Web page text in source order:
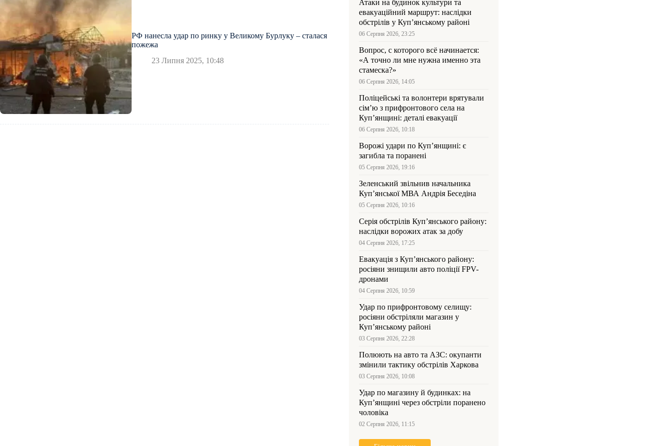
РФ нанесла удар по ринку у Великому Бурлуку – сталася
пожежа
23 Липня 2025, 10:48
Атаки на будинок культури та
евакуаційний маршрут: наслідки
обстрілів у Куп’янському районі
06 Серпня 2026, 23:25
Вопрос, с которого всё начинается:
«А точно ли мне нужна именно эта
стамеска?»
06 Серпня 2026, 14:05
Поліцейські та волонтери врятували
сім’ю з прифронтового села на
Куп’янщині: деталі евакуації
06 Серпня 2026, 10:18
Ворожі удари по Куп’янщині: є
загибла та поранені
05 Серпня 2026, 19:16
Зеленський звільнив начальника
Купʼянської МВА Андрія Беседіна
05 Серпня 2026, 10:16
Серія обстрілів Куп’янського району:
наслідки ворожих атак за добу
04 Серпня 2026, 17:25
Евакуація з Куп’янського району:
росіяни знищили авто поліції FPV-
дронами
04 Серпня 2026, 10:59
Удар по прифронтовому селищу:
росіяни обстріляли магазин у
Куп’янському районі
03 Серпня 2026, 22:28
Полюють на авто та АЗС: окупанти
змінили тактику обстрілів Харкова
03 Серпня 2026, 10:08
Удар по магазину й будинках: на
Куп’янщині через обстріли поранено
чоловіка
02 Серпня 2026, 11:15